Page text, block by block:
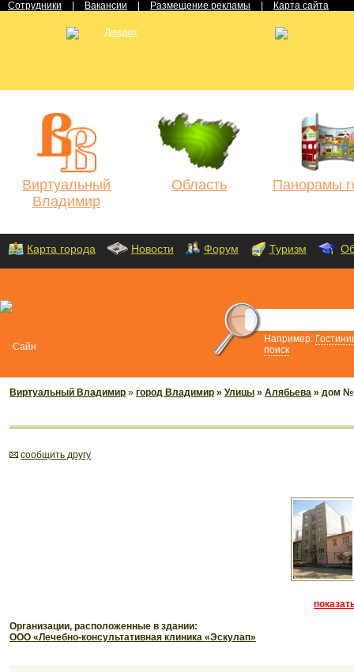
Сотрудники Вакансии Размещение рекламы Карта сайта
Виртуальный
Владимир
Область Панорамы
Карта города Новости Форум Туризм
Например:
поиск
Виртуальный Владимир » город Владимир » Улицы » Алябьева » дом №
cообщить другу
Организации, расположенные в здании:
ООО «Лечебно-консультативная клиника «Эскулап»